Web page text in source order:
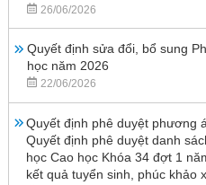
26/06/2026
Quyết định sửa đổi, bổ sung
học năm 2026
22/06/2026
Quyết định phê duyệt phương
Quyết định phê duyệt danh
học Cao học Khóa 34 đợt 1
kết quả tuyển sinh, phúc khảo